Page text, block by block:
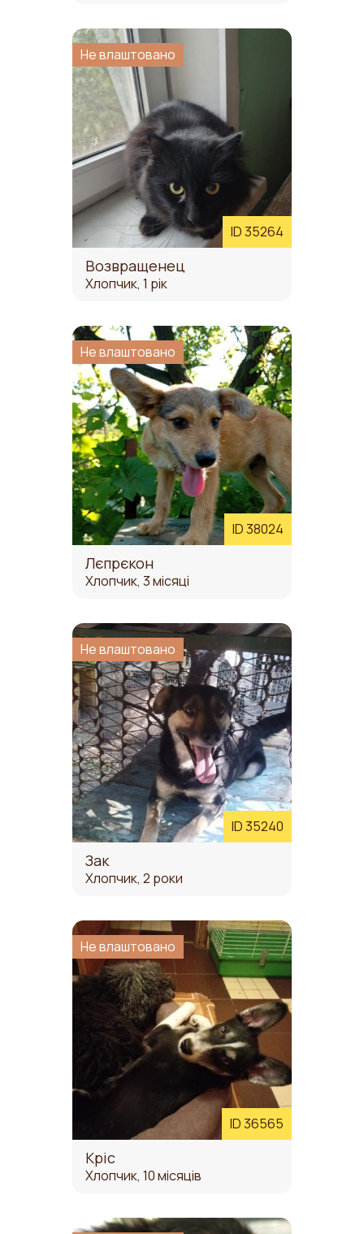
ID 35264
Не влаштовано
Возвращенец
Хлопчик, 1 рік
ID 38024
Не влаштовано
Лєпрєкон
Хлопчик, 3 місяці
ID 35240
Не влаштовано
Зак
Хлопчик, 2 роки
ID 36565
Не влаштовано
Кріс
Хлопчик, 10 місяців